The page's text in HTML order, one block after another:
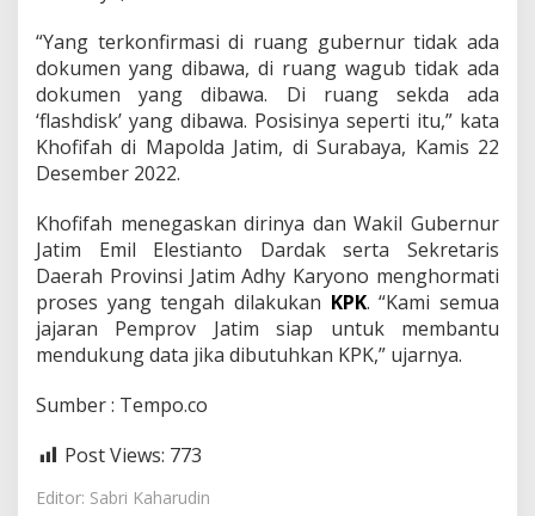
“Yang terkonfirmasi di ruang gubernur tidak ada
dokumen yang dibawa, di ruang wagub tidak ada
dokumen yang dibawa. Di ruang sekda ada
‘flashdisk’ yang dibawa. Posisinya seperti itu,” kata
Khofifah di Mapolda Jatim, di Surabaya, Kamis 22
Desember 2022.
Khofifah menegaskan dirinya dan Wakil Gubernur
Jatim Emil Elestianto Dardak serta Sekretaris
Daerah Provinsi Jatim Adhy Karyono menghormati
proses yang tengah dilakukan KPK. “Kami semua
jajaran Pemprov Jatim siap untuk membantu
mendukung data jika dibutuhkan KPK,” ujarnya.
Sumber : Tempo.co
Post Views: 773
Editor: Sabri Kaharudin